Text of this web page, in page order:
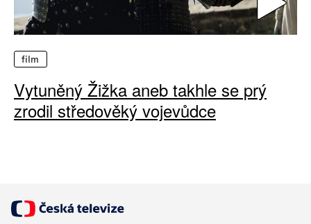
film
Vytuněný Žižka aneb takhle se prý
zrodil středověký vojevůdce